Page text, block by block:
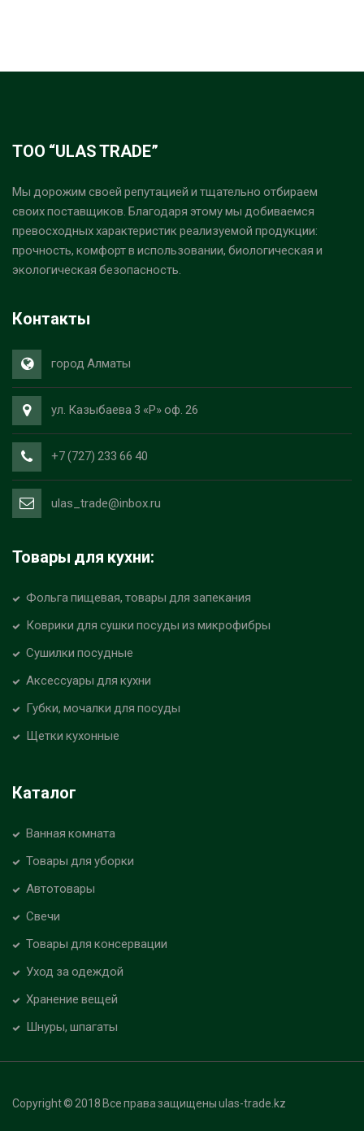
ТОО “ULAS TRADE”
Мы дорожим своей репутацией и тщательно отбираем
своих поставщиков. Благодаря этому мы добиваемся
превосходных характеристик реализуемой продукции:
прочность, комфорт в использовании, биологическая и
экологическая безопасность.
Контакты
город Алматы
ул. Казыбаева 3 «Р» оф. 26
+7 (727) 233 66 40
ulas_trade@inbox.ru
Товары для кухни:
Фольга пищевая, товары для запекания
Коврики для сушки посуды из микрофибры
Сушилки посудные
Аксессуары для кухни
Губки, мочалки для посуды
Щетки кухонные
Каталог
Ванная комната
Товары для уборки
Автотовары
Свечи
Товары для консервации
Уход за одеждой
Хранение вещей
Шнуры, шпагаты
Copyright © 2018 Все права защищены ulas-trade.kz